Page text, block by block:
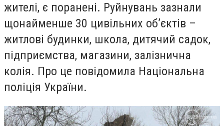
жителі, є поранені. Руйнувань зазнали
щонайменше 30 цивільних об’єктів –
житлові будинки, школа, дитячий садок,
підприємства, магазини, залізнична
колія. Про це повідомила Національна
поліція України.